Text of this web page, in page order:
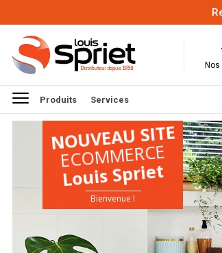
Produits Services
NOUVEAU SITE
ECOMMERCE
Louis Spriet
Bienvenue !